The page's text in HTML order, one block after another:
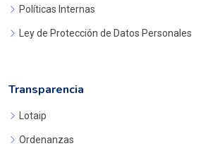
Políticas Internas
Ley de Protección de Datos Personales
Transparencia
Lotaip
Ordenanzas